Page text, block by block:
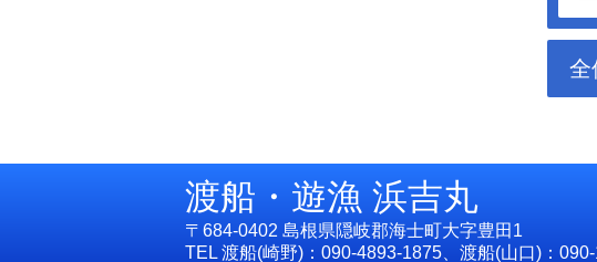
全
渡船・遊漁 浜吉丸
〒684-0402 島根県隠岐郡海士町大字豊田1
TEL 渡船(崎野)：090-4893-1875、渡船(山口)：